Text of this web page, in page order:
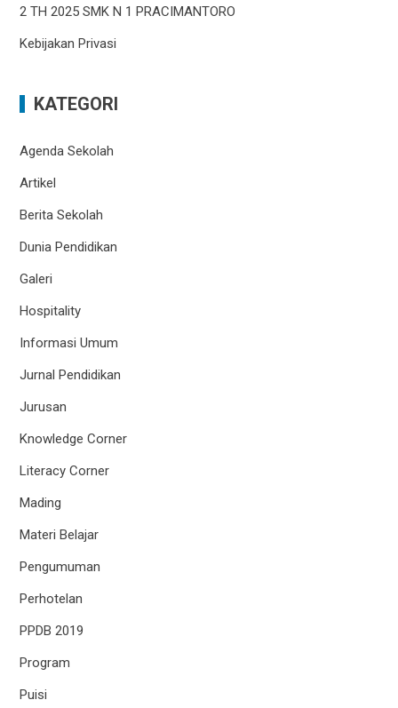
2 TH 2025 SMK N 1 PRACIMANTORO
Kebijakan Privasi
KATEGORI
Agenda Sekolah
Artikel
Berita Sekolah
Dunia Pendidikan
Galeri
Hospitality
Informasi Umum
Jurnal Pendidikan
Jurusan
Knowledge Corner
Literacy Corner
Mading
Materi Belajar
Pengumuman
Perhotelan
PPDB 2019
Program
Puisi